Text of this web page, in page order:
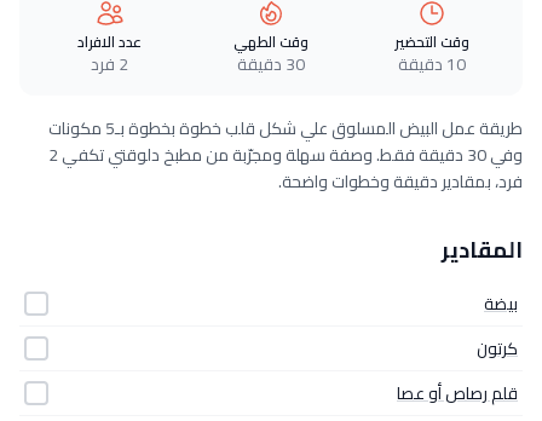
وقت التحضير
10 دقيقة
وقت الطهي
30 دقيقة
عدد الافراد
2 فرد
طريقة عمل البيض المسلوق علي شكل قلب خطوة بخطوة بـ5 مكونات
وفي 30 دقيقة فقط. وصفة سهلة ومجرّبة من مطبخ دلوقتي تكفي 2
فرد، بمقادير دقيقة وخطوات واضحة.
المقادير
بيضة
كرتون
قلم رصاص أو عصا